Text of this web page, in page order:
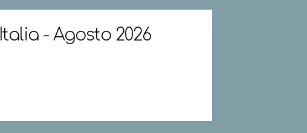
Italia - Agosto 2026